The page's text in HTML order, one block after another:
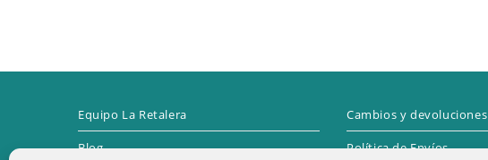
Equipo La Retalera
Blog
Cambios y devoluciones
Política de Envíos